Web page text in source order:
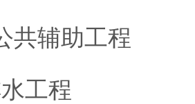
共辅助工程
工程